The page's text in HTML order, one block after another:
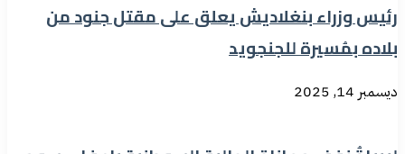
رئيس وزراء بنغلاديش يعلق على مقتل جنود من
بلاده بمُسيرة للجنجويد
ديسمبر 14, 2025